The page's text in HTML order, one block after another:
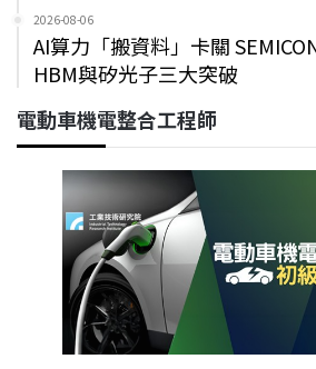
2026-08-06
AI算力「搬資料」卡關
HBM與矽光子三大突破
電動車機電整合工程師